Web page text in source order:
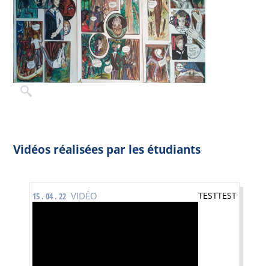
Vidéos réalisées par les étudiants
15 . 04 . 22 VIDÉO TESTTEST